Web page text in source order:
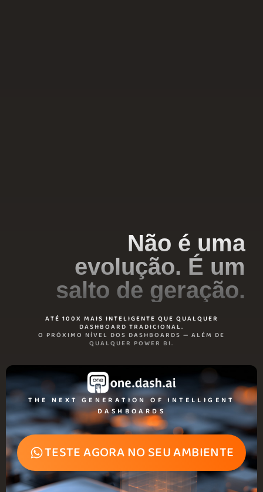
Não é uma
evolução. É um
salto de geração.
ATÉ 100X MAIS INTELIGENTE QUE QUALQUER
DASHBOARD TRADICIONAL.
O PRÓXIMO NÍVEL DOS DASHBOARDS — ALÉM DE
QUALQUER POWER BI.
THE NEXT GENERATION OF INTELLIGENT
DASHBOARDS
TESTE AGORA NO SEU AMBIENTE